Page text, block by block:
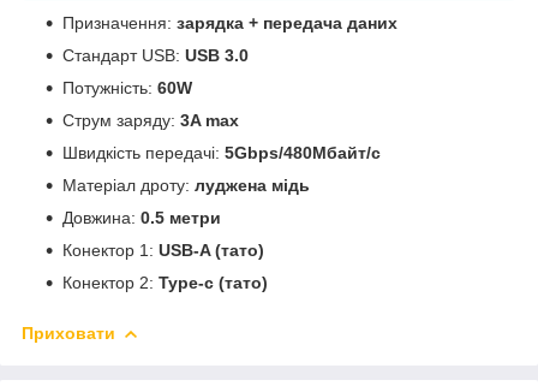
Призначення: зарядка + передача даних
Стандарт USB: USB 3.0
Потужність: 60W
Струм заряду: 3A max
Швидкість передачі: 5Gbps/480Мбайт/с
Матеріал дроту: луджена мідь
Довжина: 0.5 метри
Конектор 1: USB-A (тато)
Конектор 2: Type-c (тато)
Приховати